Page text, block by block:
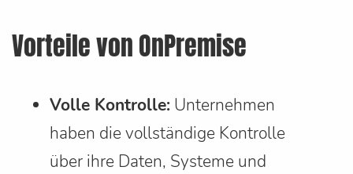
Vorteile von OnPremise
Volle Kontrolle: Unternehmen
haben die vollständige Kontrolle
über ihre Daten, Systeme und